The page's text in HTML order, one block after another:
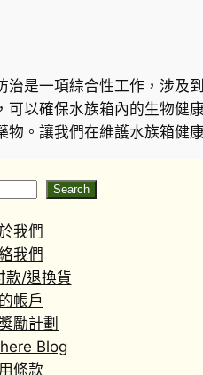
治是一項綜合性工作，涉及
可以確保水族箱內的生物健
物。讓我們在維護水族箱健
Search
我們
我們
款/退換貨
帳戶
勵計劃
Blog
條款